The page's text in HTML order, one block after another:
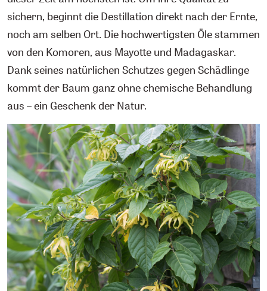
sichern, beginnt die Destillation direkt nach der Ernte,
noch am selben Ort. Die hochwertigsten Öle stammen
von den Komoren, aus Mayotte und Madagaskar.
Dank seines natürlichen Schutzes gegen Schädlinge
kommt der Baum ganz ohne chemische Behandlung
aus – ein Geschenk der Natur.